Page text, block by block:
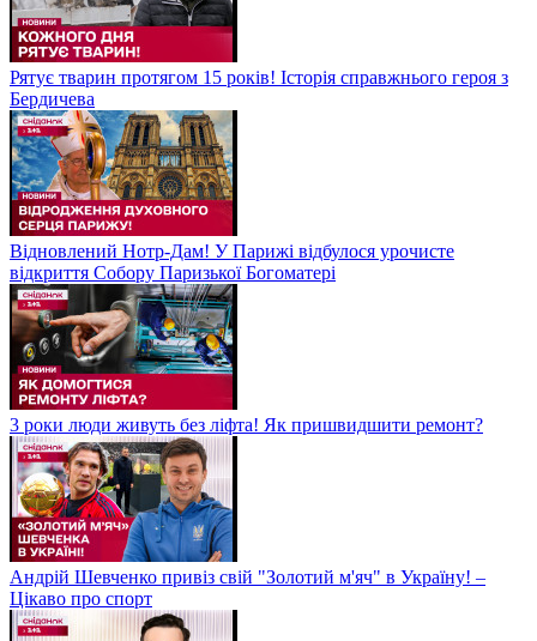
Рятує тварин протягом 15 років! Історія справжнього героя з
Бердичева
Відновлений Нотр-Дам! У Парижі відбулося урочисте
відкриття Собору Паризької Богоматері
3 роки люди живуть без ліфта! Як пришвидшити ремонт?
Андрій Шевченко привіз свій "Золотий м'яч" в Україну! –
Цікаво про спорт